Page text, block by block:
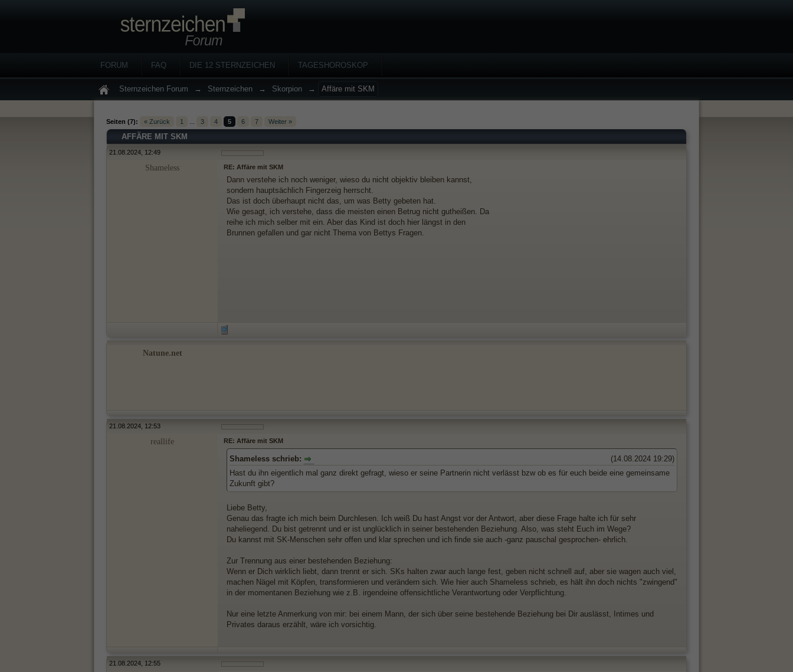
FORUM FAQ DIE 12 STERNZEICHEN TAGESHOROSKOP
Sternzeichen Forum → Sternzeichen → Skorpion → Affäre mit SKM
Seiten (7): « Zurück 1 3 4 5 6 7 Weiter »
AFFÄRE MIT SKM
21.08.2024, 12:49
Shameless RE: Affäre mit SKM
Dann verstehe ich noch weniger, wieso du nicht objektiv bleiben kannst,
sondern hauptsächlich Fingerzeig herrscht.
Das ist doch überhaupt nicht das, um was Betty gebeten hat.
Wie gesagt, ich verstehe, dass die meisten einen Betrug nicht gutheißen. Da
reihe ich mich selber mit ein. Aber das Kind ist doch hier längst in den
Brunnen gefallen und gar nicht Thema von Bettys Fragen.
Natune.net
21.08.2024, 12:53
reallife RE: Affäre mit SKM
(14.08.2024 19:29)
Shameless schrieb:
Hast du ihn eigentlich mal ganz direkt gefragt, wieso er seine Partnerin nicht verlässt bzw ob es für euch beide eine gemeinsame
Zukunft gibt?
Liebe Betty,
Genau das fragte ich mich beim Durchlesen. Ich weiß Du hast Angst vor der Antwort, aber diese Frage halte ich für sehr
naheliegend. Du bist getrennt und er ist unglücklich in seiner bestehenden Beziehung. Also, was steht Euch im Wege?
Du kannst mit SK-Menschen sehr offen und klar sprechen und ich finde sie auch -ganz pauschal gesprochen- ehrlich.
Zur Trennung aus einer bestehenden Beziehung:
Wenn er Dich wirklich liebt, dann trennt er sich. SKs halten zwar auch lange fest, geben nicht schnell auf, aber sie wagen auch viel,
machen Nägel mit Köpfen, transformieren und verändern sich. Wie hier auch Shameless schrieb, es hält ihn doch nichts "zwingend"
in der momentanen Beziehung wie z.B. irgendeine offensichtliche Verantwortung oder Verpflichtung.
Nur eine letzte Anmerkung von mir: bei einem Mann, der sich über seine bestehende Beziehung bei Dir auslässt, Intimes und
Privates daraus erzählt, wäre ich vorsichtig.
21.08.2024, 12:55